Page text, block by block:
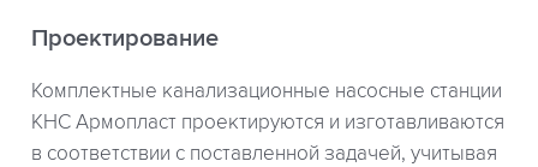
Проектирование
Комплектные канализационные насосные станции
КНС Армопласт проектируются и изготавливаются
в соответствии с поставленной задачей, учитывая